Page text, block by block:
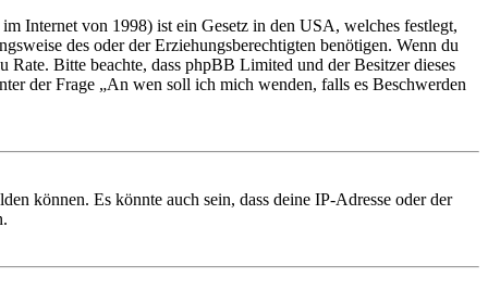
Internet von 1998) ist ein Gesetz in den USA, welches festlegt,
des oder der Erziehungsberechtigten benötigen. Wenn du
Bitte beachte, dass phpBB Limited und der Besitzer dieses
der Frage „An wen soll ich mich wenden, falls es Beschwerden
können. Es könnte auch sein, dass deine IP-Adresse oder der